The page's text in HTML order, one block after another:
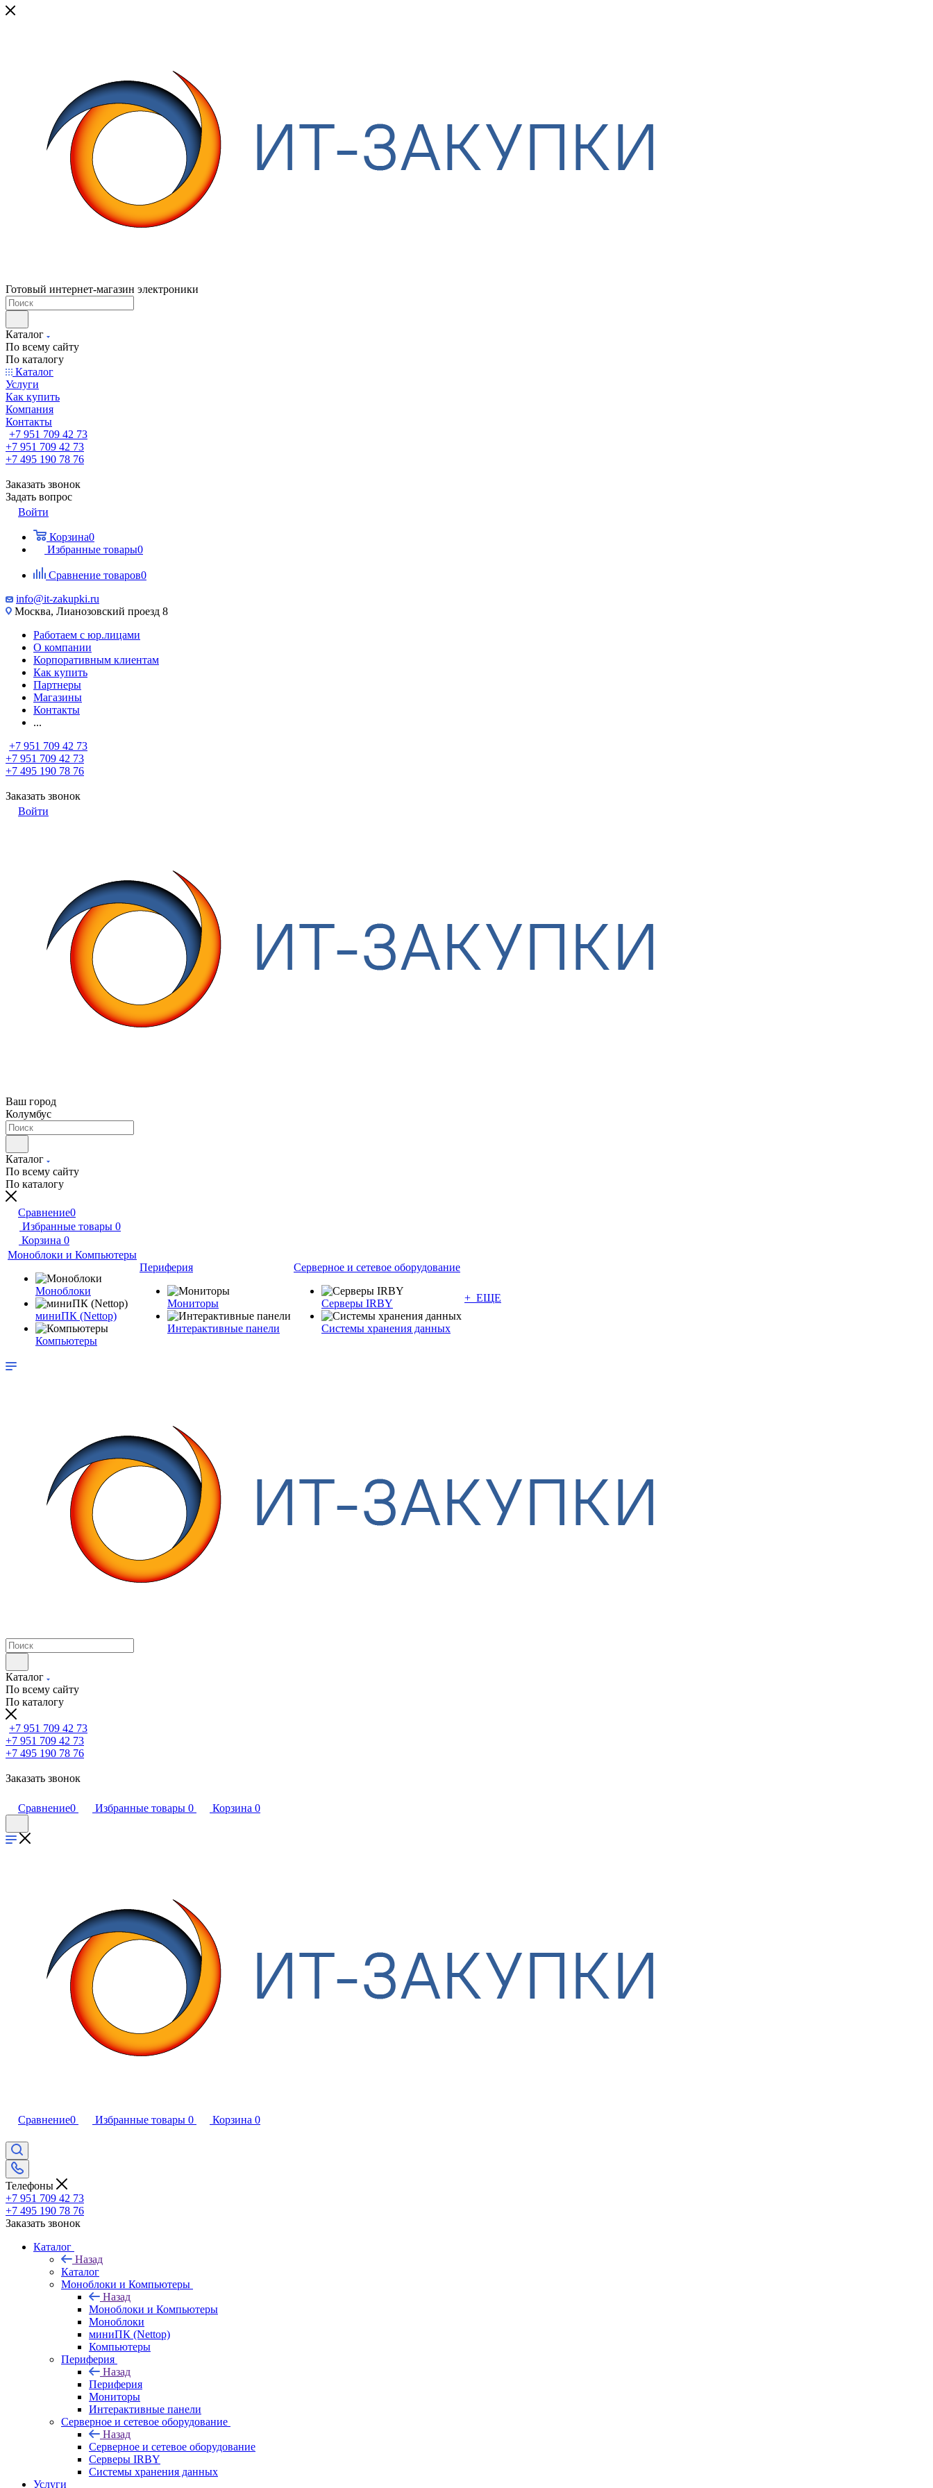
Готовый интернет-магазин электроники
Каталог
По всему сайту
По каталогу
Каталог
Услуги
Как купить
Компания
Контакты
+7 951 709 42 73
+7 951 709 42 73
+7 495 190 78 76
Заказать звонок
Задать вопрос
Войти
Корзина0
Избранные товары0
Сравнение товаров0
info@it-zakupki.ru
Москва, Лианозовский проезд 8
Работаем с юр.лицами
О компании
Корпоративным клиентам
Как купить
Партнеры
Магазины
Контакты
...
+7 951 709 42 73
+7 951 709 42 73
+7 495 190 78 76
Заказать звонок
Войти
Ваш город
Колумбус
Каталог
По всему сайту
По каталогу
Сравнение0
Избранные товары 0
Корзина 0
Моноблоки и Компьютеры
Моноблоки
миниПК (Nettop)
Компьютеры
Периферия
Мониторы
Интерактивные панели
Серверное и сетевое оборудование
Серверы IRBY
Системы хранения данных
+ ЕЩЕ
Каталог
По всему сайту
По каталогу
+7 951 709 42 73
+7 951 709 42 73
+7 495 190 78 76
Заказать звонок
Сравнение0 Избранные товары 0 Корзина 0
Сравнение0 Избранные товары 0 Корзина 0
Телефоны
+7 951 709 42 73
+7 495 190 78 76
Заказать звонок
Каталог
Назад
Каталог
Моноблоки и Компьютеры
Назад
Моноблоки и Компьютеры
Моноблоки
миниПК (Nettop)
Компьютеры
Периферия
Назад
Периферия
Мониторы
Интерактивные панели
Серверное и сетевое оборудование
Назад
Серверное и сетевое оборудование
Серверы IRBY
Системы хранения данных
Услуги